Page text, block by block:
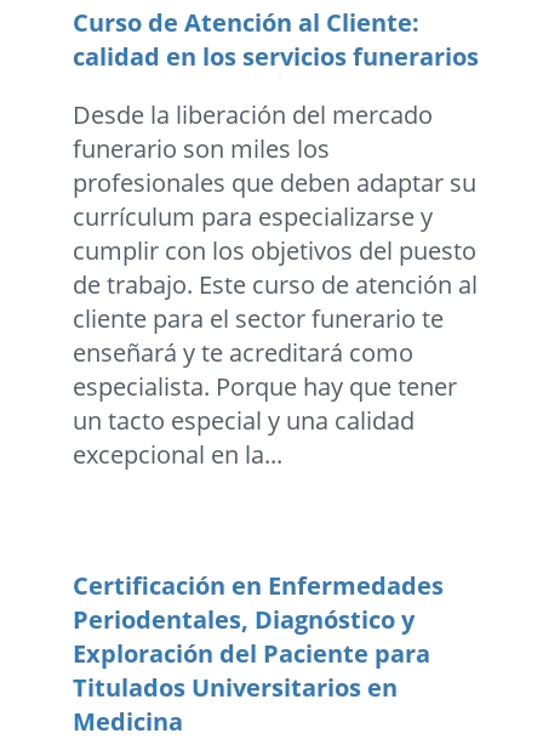
Curso de Atención al Cliente:
calidad en los servicios funerarios
Desde la liberación del mercado
funerario son miles los
profesionales que deben adaptar su
currículum para especializarse y
cumplir con los objetivos del puesto
de trabajo. Este curso de atención al
cliente para el sector funerario te
enseñará y te acreditará como
especialista. Porque hay que tener
un tacto especial y una calidad
excepcional en la...
Certificación en Enfermedades
Periodentales, Diagnóstico y
Exploración del Paciente para
Titulados Universitarios en
Medicina